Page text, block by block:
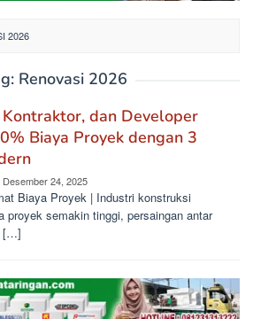
2026
Renovasi 2026
dan Developer
Biaya Proyek dengan 3
Desember 24, 2025
Biaya Proyek | Industri konstruksi
proyek semakin tinggi, persaingan antar
[…]